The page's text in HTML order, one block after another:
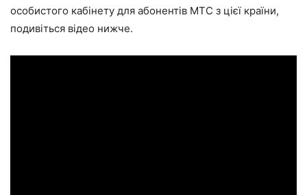
особистого кабінету для абонентів МТС з цієї країни,
подивіться відео нижче.